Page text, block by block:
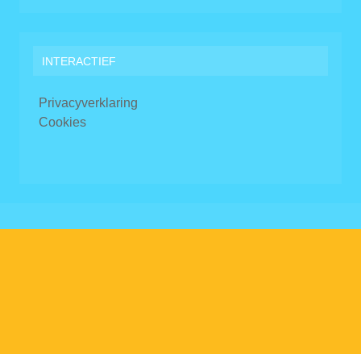
INTERACTIEF
Privacyverklaring
Cookies